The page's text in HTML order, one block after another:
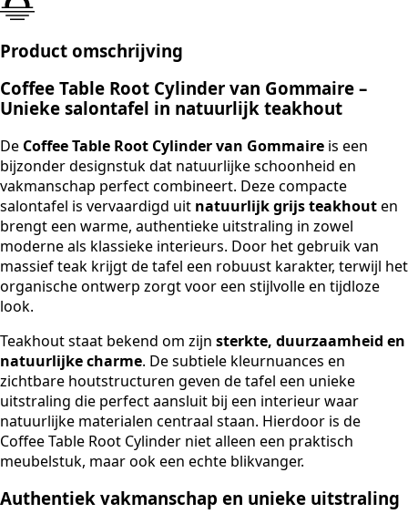
Product omschrijving
Coffee Table Root Cylinder van Gommaire –
Unieke salontafel in natuurlijk teakhout
De Coffee Table Root Cylinder van Gommaire is een
bijzonder designstuk dat natuurlijke schoonheid en
vakmanschap perfect combineert. Deze compacte
salontafel is vervaardigd uit natuurlijk grijs teakhouten
brengt een warme, authentieke uitstraling in zowel
moderne als klassieke interieurs. Door het gebruik van
massief teak krijgt de tafel een robuust karakter, terwijl het
organische ontwerp zorgt voor een stijlvolle en tijdloze
look.
Teakhout staat bekend om zijn sterkte, duurzaamheid en
natuurlijke charme. De subtiele kleurnuances en
zichtbare houtstructuren geven de tafel een unieke
uitstraling die perfect aansluit bij een interieur waar
natuurlijke materialen centraal staan. Hierdoor is de
Coffee Table Root Cylinder niet alleen een praktisch
meubelstuk, maar ook een echte blikvanger.
Authentiek vakmanschap en unieke uitstraling